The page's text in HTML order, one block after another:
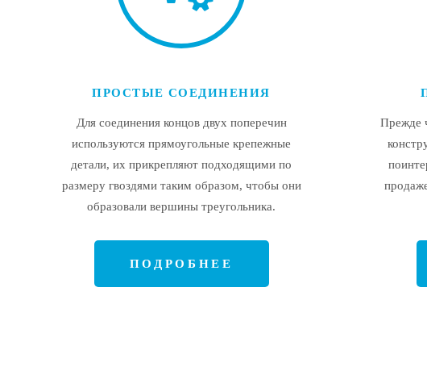
ПРОСТЫЕ СОЕДИНЕНИЯ
Для соединения концов двух поперечин
используются прямоугольные крепежные
детали, их прикрепляют подходящими по
размеру гвоздями таким образом, чтобы они
образовали вершины треугольника.
ПОДРОБНЕЕ
Прежде